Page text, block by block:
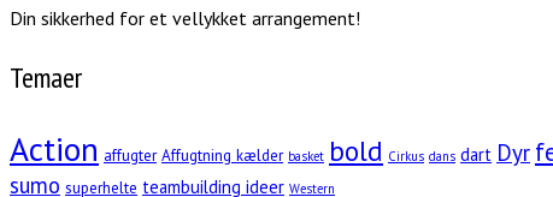
Din sikkerhed for et vellykket arrangement!
Temaer
Action affugter Affugtning kælder basket bold Cirkus dans dart Dyr
sumo superhelte teambuilding ideer Western